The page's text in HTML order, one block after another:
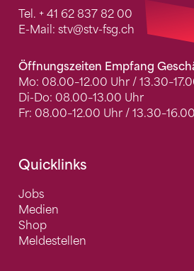
Tel. + 41 62 837 82 00
E-Mail: stv@stv-fsg.ch
Öffnungszeiten Empfang
Mo: 08.00–12.00 Uhr /
Di-Do: 08.00–13.00 Uhr
Fr: 08.00–12.00 Uhr /
Quicklinks
Jobs
Medien
Shop
Meldestellen